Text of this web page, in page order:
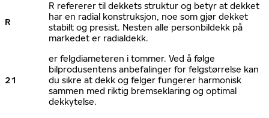
R
R refererer til dekkets struktur og betyr at dekket
har en radial konstruksjon, noe som gjør dekket
stabilt og presist. Nesten alle personbildekk på
markedet er radialdekk.
21
er felgdiameteren i tommer. Ved å følge
bilprodusentens anbefalinger for felgstørrelse kan
du sikre at dekk og felger fungerer harmonisk
sammen med riktig bremseklaring og optimal
dekkytelse.